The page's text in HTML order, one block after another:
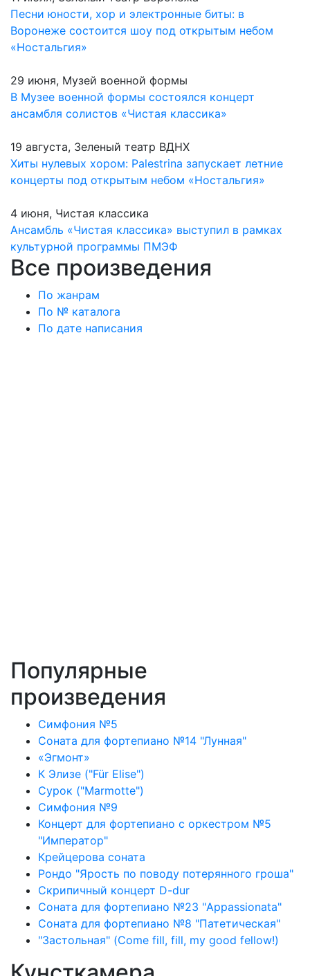
Песни юности, хор и электронные биты: в
Воронеже состоится шоу под открытым небом
«Ностальгия»
29 июня, Музей военной формы
В Музее военной формы состоялся концерт
ансамбля солистов «Чистая классика»
19 августа, Зеленый театр ВДНХ
Хиты нулевых хором: Palestrina запускает летние
концерты под открытым небом «Ностальгия»
4 июня, Чистая классика
Ансамбль «Чистая классика» выступил в рамках
культурной программы ПМЭФ
Все произведения
По жанрам
По № каталога
По дате написания
Популярные
произведения
Симфония №5
Соната для фортепиано №14 "Лунная"
«Эгмонт»
К Элизе ("Für Elise")
Сурок ("Marmotte")
Симфония №9
Концерт для фортепиано с оркестром №5
"Император"
Крейцерова соната
Рондо "Ярость по поводу потерянного гроша"
Скрипичный концерт D-dur
Соната для фортепиано №23 "Appassionata"
Соната для фортепиано №8 "Патетическая"
"Застольная" (Come fill, fill, my good fellow!)